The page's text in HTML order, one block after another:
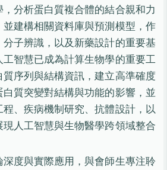
分析蛋白質複合體的結合親和力
建構相關資料庫與預測模型，作
子辨識，以及新藥設計的重要基
智慧已成為計算生物學的重要工
序列與結構資訊，建立高準確度
質突變對結構與功能的影響，並
、疾病機制研究、抗體設計，以
人工智慧與生物醫學跨領域整合
度與實際應用，與會師生專注聆